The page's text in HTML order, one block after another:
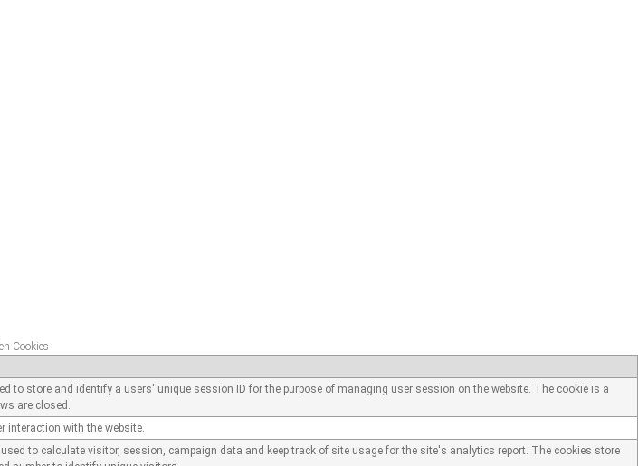
Cookies
to store and identify a users' unique session ID for the purpose of managing user session on the website. The cookie is a
are closed.
interaction with the website.
to calculate visitor, session, campaign data and keep track of site usage for the site's analytics report. The cookies store